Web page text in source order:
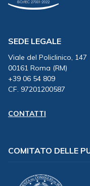
SEDE LEGALE
Viale del Policlinico, 147
00161 Roma (RM)
+39 06 54 809
CF. 97201200587
CONTATTI
COMITATO DELLE